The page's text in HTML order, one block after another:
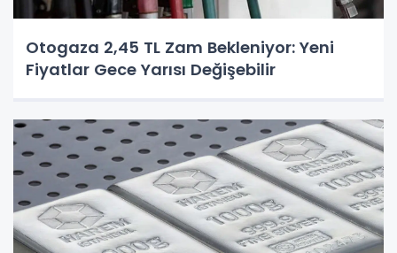
Otogaza 2,45 TL Zam Bekleniyor: Yeni
Fiyatlar Gece Yarısı Değişebilir